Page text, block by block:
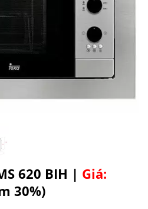
620 BIH | Giá:
30%)